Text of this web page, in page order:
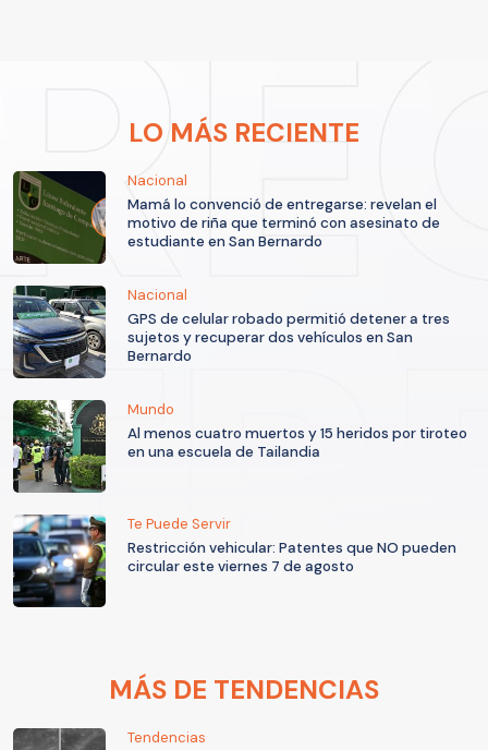
LO MÁS RECIENTE
Nacional
Mamá lo convenció de entregarse: revelan el
motivo de riña que terminó con asesinato de
estudiante en San Bernardo
Nacional
GPS de celular robado permitió detener a tres
sujetos y recuperar dos vehículos en San
Bernardo
Mundo
Al menos cuatro muertos y 15 heridos por tiroteo
en una escuela de Tailandia
Te Puede Servir
Restricción vehicular: Patentes que NO pueden
circular este viernes 7 de agosto
MÁS DE TENDENCIAS
Tendencias